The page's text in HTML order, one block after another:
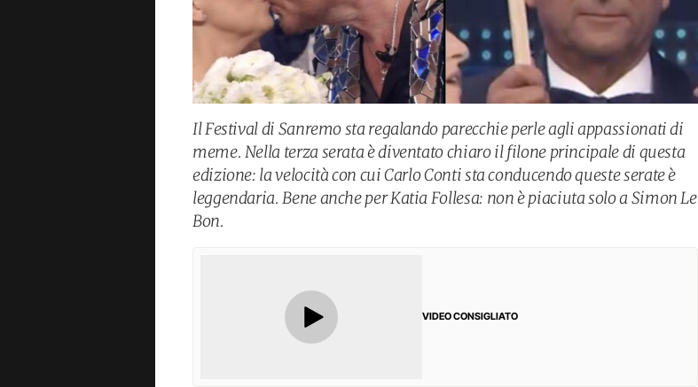
Il Festival di Sanremo sta regalando parecchie perle agli appassionati di
meme. Nella terza serata è diventato chiaro il filone principale di questa
edizione: la velocità con cui Carlo Conti sta conducendo queste serate è
leggendaria. Bene anche per Katia Follesa: non è piaciuta solo a Simon Le
Bon.
VIDEO CONSIGLIATO